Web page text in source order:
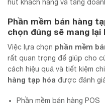
hút khách hàng và tăng
Phần mềm bán hàng
chọn đúng sẽ mang lại
Việc lựa chọn phần mềm
rất quan trọng để giúp cho
cách hiệu quả và tiết kiệm
hàng tạp hóa được đánh
Phần mềm bán hàng POS